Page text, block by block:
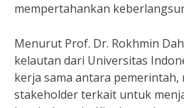
mempertahankan
Menurut Prof. Dr. Rokhmin
kelautan dari Universitas
kerja sama antara pemerintah,
stakeholder terkait untuk